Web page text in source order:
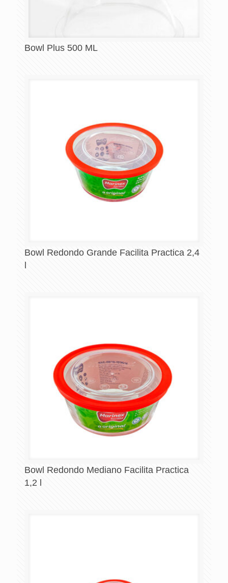
Bowl Plus 500 ML
Bowl Redondo Grande Facilita Practica 2,4
Bowl Redondo Mediano Facilita Practica
1,2 l